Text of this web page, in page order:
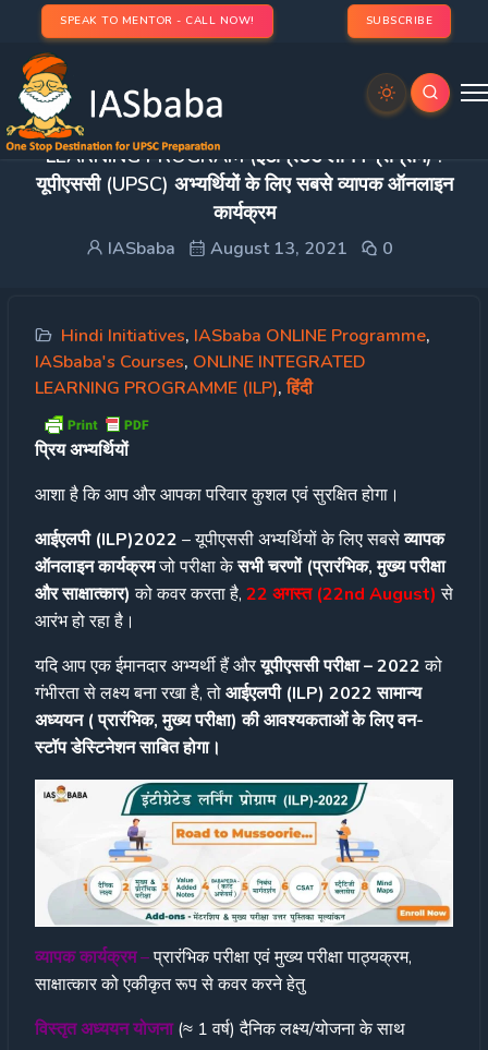
SPEAK TO MENTOR - CALL NOW! SUBSCRIBE
[9 DAYS TO GO] ILP 2022- INTEGRATED
LEARNING PROGRAM (इंटीग्रेटेड लर्निंग प्रोग्राम) :
यूपीएससी (UPSC) अभ्यर्थियों के लिए सबसे व्यापक ऑनलाइन
कार्यक्रम
IASbaba August 13, 2021 0
Hindi Initiatives, IASbaba ONLINE Programme,
IASbaba's Courses, ONLINE INTEGRATED
LEARNING PROGRAMME (ILP),हिंदी
प्रिय अभ्यर्थियों
आशा है कि आप और आपका परिवार कुशल एवं सुरक्षित होगा।
आईएलपी (ILP)2022 – यूपीएससी अभ्यर्थियों के लिए सबसेव्यापक
ऑनलाइन कार्यक्रमजो परीक्षा केसभी चरणों (प्रारंभिक, मुख्य परीक्षा
और साक्षात्कार) को कवर करता है, 22 अगस्त (22nd August) से
आरंभ हो रहा है।
यदि आप एक ईमानदार अभ्यर्थी हैं औरयूपीएससी परीक्षा – 2022को
गंभीरता से लक्ष्य बना रखा है, तोआईएलपी (ILP) 2022 सामान्य
अध्ययन ( प्रारंभिक, मुख्य परीक्षा) की आवश्यकताओं के लिए वन-
स्टॉप डेस्टिनेशन साबित होगा।
व्यापक कार्यक्रम–प्रारंभिक परीक्षा एवं मुख्य परीक्षा पाठ्यक्रम,
साक्षात्कार को एकीकृत रूप से कवर करने हेतु
विस्तृत अध्ययन योजना (≈ 1 वर्ष) दैनिक लक्ष्य/योजना के साथ